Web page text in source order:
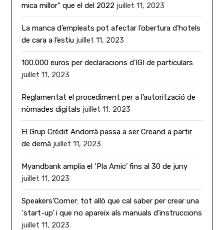
mica millor” que el del 2022 juillet 11, 2023
La manca d’empleats pot afectar l’obertura d’hotels
de cara a l’estiu juillet 11, 2023
100.000 euros per declaracions d’IGI de particulars
juillet 11, 2023
Reglamentat el procediment per a l’autorització de
nòmades digitals juillet 11, 2023
El Grup Crèdit Andorrà passa a ser Creand a partir
de demà juillet 11, 2023
Myandbank amplia el ‘Pla Amic’ fins al 30 de juny
juillet 11, 2023
Speakers’Corner: tot allò que cal saber per crear una
‘start-up’ i que no apareix als manuals d’instruccions
juillet 11, 2023